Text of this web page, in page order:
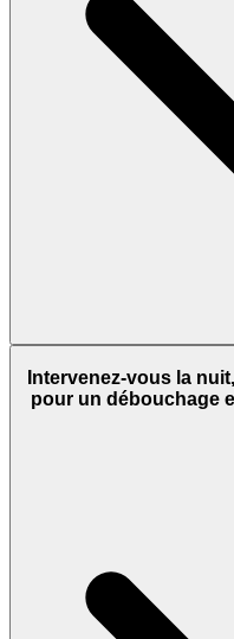
Intervenez-vous la
pour un débouchage